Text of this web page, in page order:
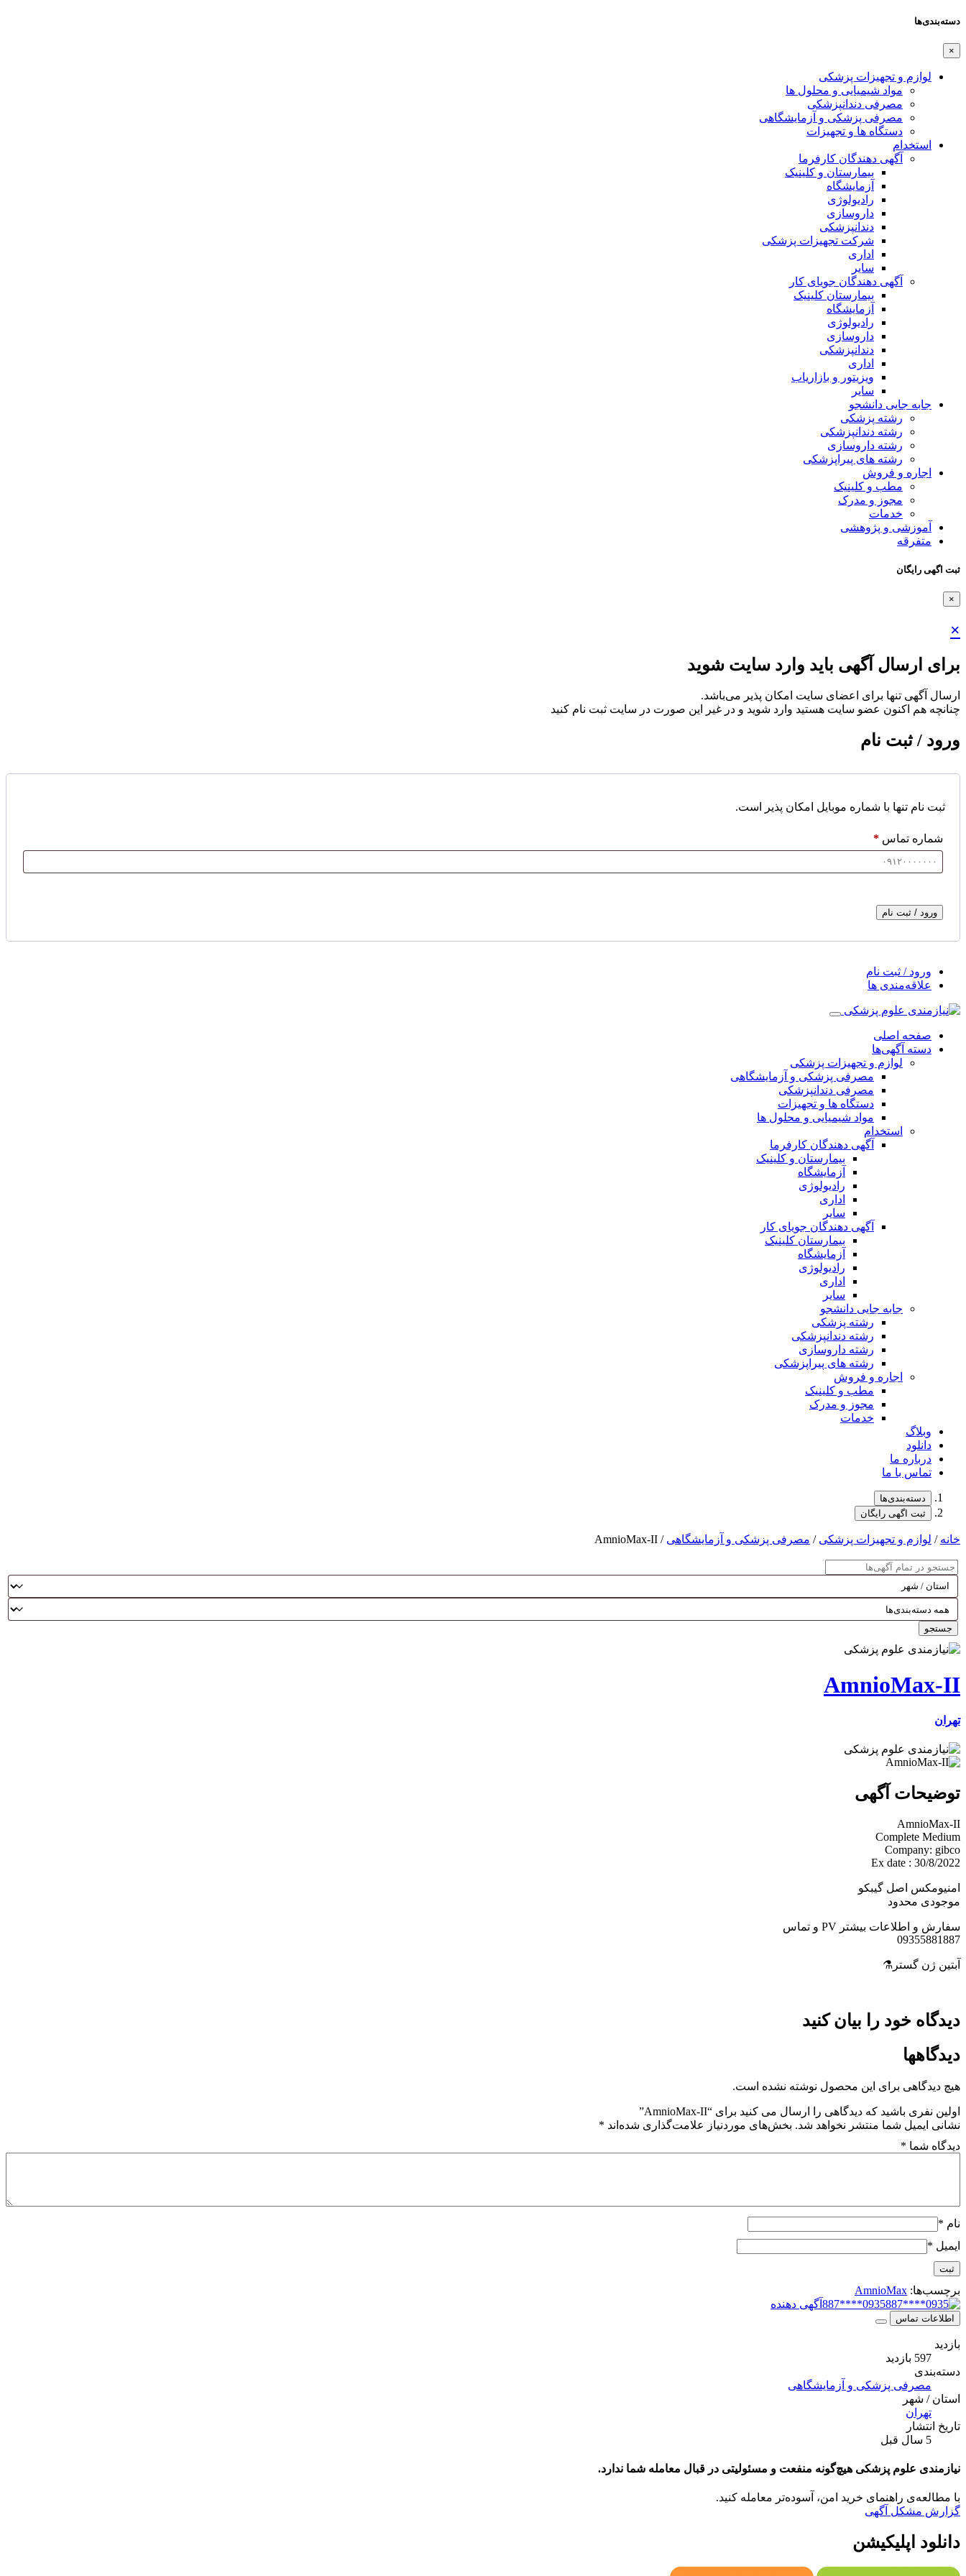
دسته‌بندی‌ها
×
لوازم و تجهیزات پزشکی
مواد شیمیایی و محلول ها
مصرفی دندانپزشکی
مصرفی پزشکی و آزمایشگاهی
دستگاه ها و تجهیزات
استخدام
آگهی دهندگان کارفرما
بیمارستان و کلینیک
آزمایشگاه
رادیولوژی
داروسازی
دندانپزشکی
شرکت تجهیزات پزشکی
اداری
سایر
آگهی دهندگان جویای کار
بیمارستان کلینیک
آزمایشگاه
رادیولوژی
داروسازی
دندانپزشکی
اداری
ویزیتور و بازاریاب
سایر
جابه جایی دانشجو
رشته پزشکی
رشته دندانپزشکی
رشته داروسازی
رشته های پیراپزشکی
اجاره و فروش
مطب و کلینیک
مجوز و مدرک
خدمات
آموزشی و پژوهشی
متفرقه
ثبت اگهی رایگان
×
×
برای ارسال آگهی باید وارد سایت شوید
ارسال آگهی تنها برای اعضای سایت امکان پذیر می‌باشد.
چنانچه هم‌ اکنون عضو سایت هستید وارد شوید و در غیر این صورت در سایت ثبت نام کنید
ورود / ثبت نام
ثبت نام تنها با شماره موبایل امکان پذیر است.
شماره تماس *
ورود / ثبت نام
ورود / ثبت نام
علاقه‌مندی ها
صفحه اصلی
دسته آگهی‌ها
لوازم و تجهیزات پزشکی
مصرفی پزشکی و آزمایشگاهی
مصرفی دندانپزشکی
دستگاه ها و تجهیزات
مواد شیمیایی و محلول ها
استخدام
آگهی دهندگان کارفرما
بیمارستان و کلینیک
آزمایشگاه
رادیولوژی
اداری
سایر
آگهی دهندگان جویای کار
بیمارستان کلینیک
آزمایشگاه
رادیولوژی
اداری
سایر
جابه جایی دانشجو
رشته پزشکی
رشته دندانپزشکی
رشته داروسازی
رشته های پیراپزشکی
اجاره و فروش
مطب و کلینیک
مجوز و مدرک
خدمات
وبلاگ
دانلود
درباره ما
تماس با ما
دسته‌بندی‌ها
ثبت اگهی رایگان
خانه / لوازم و تجهیزات پزشکی / مصرفی پزشکی و آزمایشگاهی / AmnioMax-II
جستجو
AmnioMax-II
تهران
توضیحات آگهی
AmnioMax-II
Complete Medium
Company: gibco
Ex date : 30/8/2022
امنیومکس اصل گیبکو
موجودی محدود
سفارش و اطلاعات بیشتر PV و تماس
09355881887
آبتین ژن گستر⚗️
دیدگاه خود را بیان کنید
دیدگاهها
هیچ دیدگاهی برای این محصول نوشته نشده است.
اولین نفری باشید که دیدگاهی را ارسال می کنید برای “AmnioMax-II”
نشانی ایمیل شما منتشر نخواهد شد. بخش‌های موردنیاز علامت‌گذاری شده‌اند *
دیدگاه شما *
نام *
ایمیل *
برچسب‌ها: AmnioMax
0935****887
آگهی دهنده
اطلاعات تماس
بازدید
597 بازدید
دسته‌بندی
مصرفی پزشکی و آزمایشگاهی
استان / شهر
تهران
تاریخ انتشار
5 سال قبل
نیازمندی علوم پزشکی هیچ‌گونه منفعت و مسئولیتی در قبال معامله شما ندارد.
با مطالعه‌ی راهنمای خرید امن، آسوده‌تر معامله کنید.
گزارش مشکل آگهی
دانلود اپلیکیشن